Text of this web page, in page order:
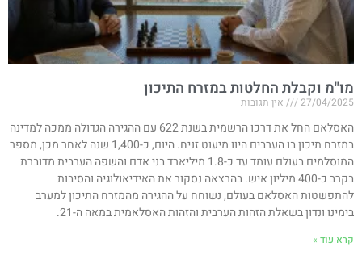
מו"מ וקבלת החלטות במזרח התיכון
27/04/2025 אין תגובות
האסלאם החל את דרכו הרשמית בשנת 622 עם ההגירה הגדולה ממכה למדינה
במזרח תיכון בו הערבים היוו מיעוט זניח. היום, כ-1,400 שנה לאחר מכן, מספר
המוסלמים בעולם עומד עד כ-1.8 מיליארד בני אדם והשפה הערבית מדוברת
בקרב כ-400 מיליון איש. בהרצאה נסקור את האידיאולוגיה והסיבות
להתפשטות האסלאם בעולם, נשוחח על ההגירה מהמזרח התיכון למערב
בימינו ונדון בשאלת הזהות הערבית והזהות האסלאמית במאה ה-21.
קרא עוד »